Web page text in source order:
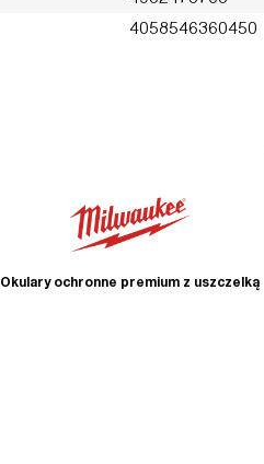
4058546360450
Okulary ochronne premium z uszczelką